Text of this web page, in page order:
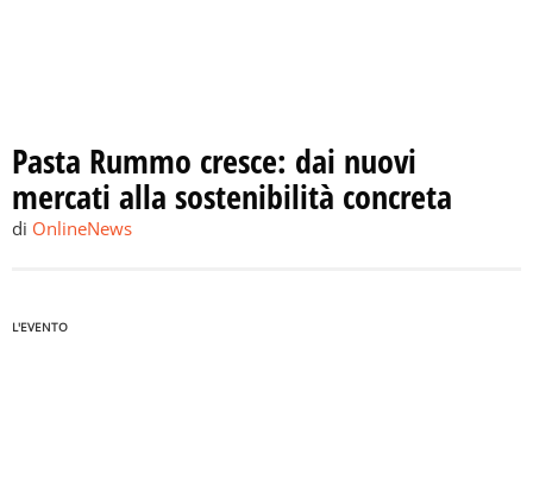
Pasta Rummo cresce: dai nuovi
mercati alla sostenibilità concreta
di OnlineNews
L'EVENTO